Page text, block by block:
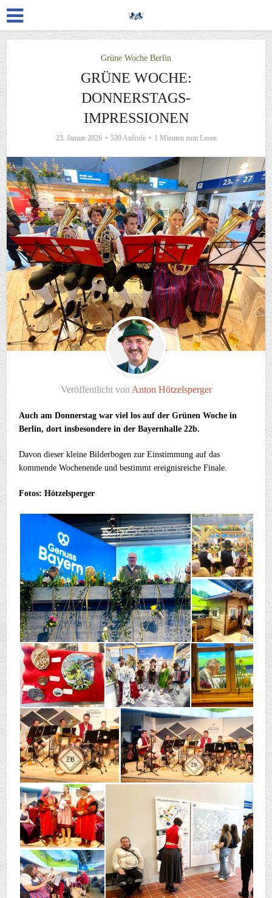
Grüne Woche Berlin
GRÜNE WOCHE:
DONNERSTAGS-
IMPRESSIONEN
23. Januar 2026 539 Aufrufe 1 Minuten zum Lesen
Veröffentlicht von Anton Hötzelsperger
Auch am Donnerstag war viel los auf der Grünen Woche in
Berlin, dort insbesondere in der Bayernhalle 22b.
Davon dieser kleine Bilderbogen zur Einstimmung auf das
kommende Wochenende und bestimmt ereignisreiche Finale.
Fotos: Hötzelsperger